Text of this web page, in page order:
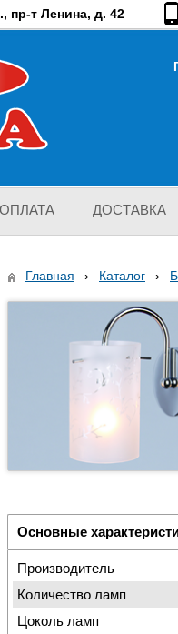
пр-т Ленина, д. 42
ОПЛАТА ДОСТАВКА
Главная › Каталог ›
Основные
Производитель
Количество ламп
Цоколь ламп